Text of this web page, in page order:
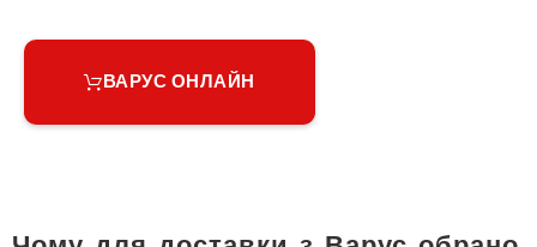
ВАРУС ОНЛАЙН
Васильків
Великі Лази
Великий Омеляник
Верхнедніпровськ
Вишенки